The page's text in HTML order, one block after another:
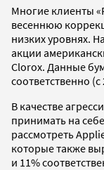
Многие клиенты
весеннюю
низких уровнях.
акции
Clorox. Данные
соответственно (с
В качестве
принимать на
рассмотреть
которые также
и 11%